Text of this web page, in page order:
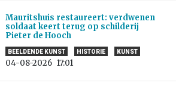
Mauritshuis restaureert: verdwenen
soldaat keert terug op schilderij
Pieter de Hooch
BEELDENDE KUNST HISTORIE KUNST
04-08-2026 17:01